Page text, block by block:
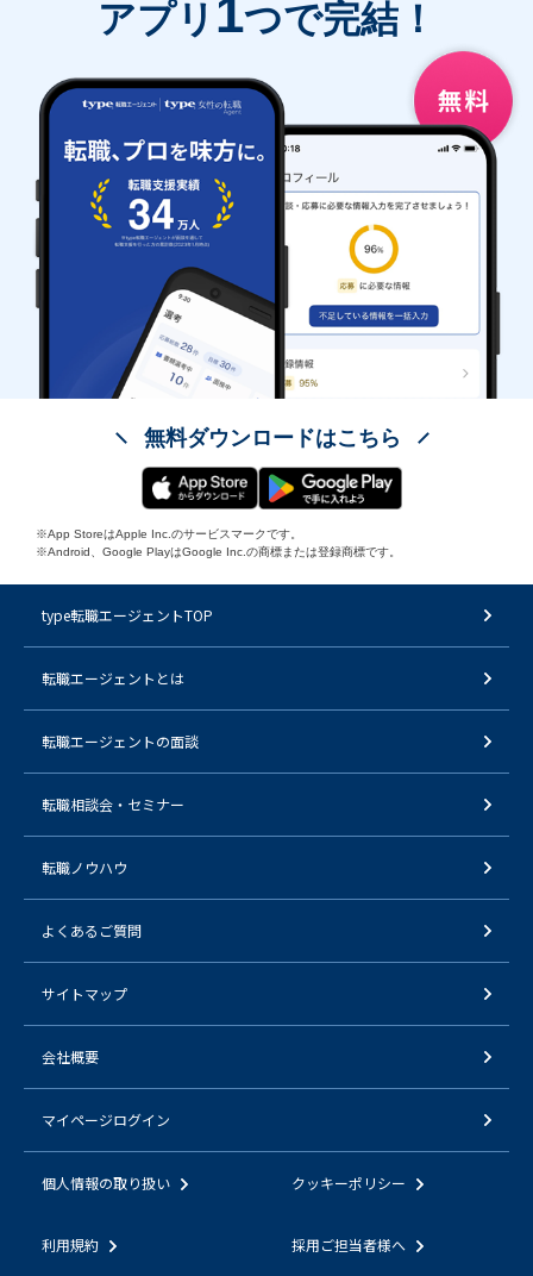
アプリ 1つで完結！
無料ダウンロードはこちら
※App StoreはApple Inc.のサービスマークです。
※Android、Google PlayはGoogle Inc.の商標または登録商標です。
type転職エージェントTOP
転職エージェントとは
転職エージェントの面談
転職相談会・セミナー
転職ノウハウ
よくあるご質問
サイトマップ
会社概要
マイページログイン
個人情報の取り扱い クッキーポリシー
利用規約 採用ご担当者様へ